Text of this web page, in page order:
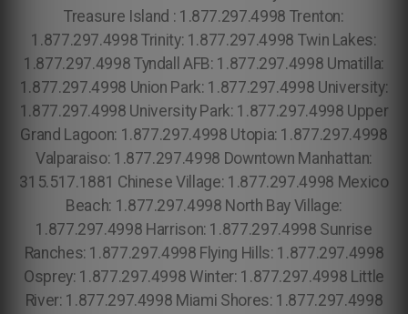
Treasure Island : 1.877.297.4998 Trenton:
1.877.297.4998 Trinity: 1.877.297.4998 Twin Lakes:
1.877.297.4998 Tyndall AFB: 1.877.297.4998 Umatilla:
1.877.297.4998 Union Park: 1.877.297.4998 University:
1.877.297.4998 University Park: 1.877.297.4998 Upper
Grand Lagoon: 1.877.297.4998 Utopia: 1.877.297.4998
Valparaiso: 1.877.297.4998 Downtown Manhattan:
315.517.1881 Chinese Village: 1.877.297.4998 Mexico
Beach: 1.877.297.4998 North Bay Village:
1.877.297.4998 Harrison: 1.877.297.4998 Sunrise
Ranches: 1.877.297.4998 Flying Hills: 1.877.297.4998
Osprey: 1.877.297.4998 Winter: 1.877.297.4998 Little
River: 1.877.297.4998 Miami Shores: 1.877.297.4998